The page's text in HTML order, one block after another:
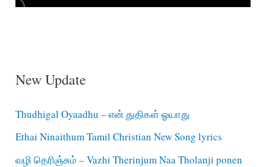
New Update
Thudhigal Oyaadhu – என் துதிகள் ஓயாது
Ethai Ninaithum Tamil Christian New Song lyrics
வழி தெரிஞ்சும் – Vazhi Therinjum Naa Tholanji ponen